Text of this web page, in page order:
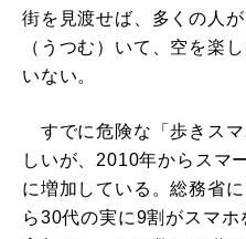
街を見渡せば、多くの人
（うつむ）いて、空を楽
いない。
すでに危険な「歩きスマ
しいが、2010年からスマ
に増加している。総務省
ら30代の実に9割がスマ